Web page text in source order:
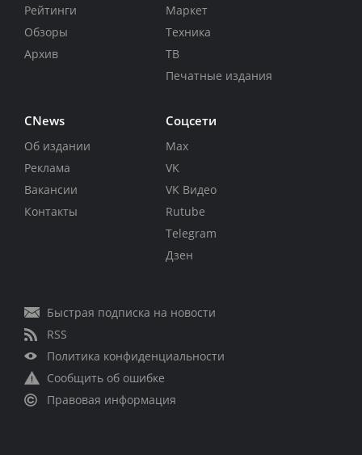
Рейтинги
Обзоры
Архив
Маркет
Техника
ТВ
Печатные издания
CNews
Об издании
Реклама
Вакансии
Контакты
Соцсети
Max
VK
VK Видео
Rutube
Telegram
Дзен
Быстрая подписка на новости
RSS
Политика конфиденциальности
Сообщить об ошибке
Правовая информация